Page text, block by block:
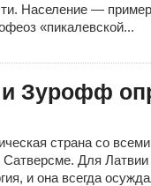
Население —
«пикалевской...
Зурофф
страна со
Для
и она всегда